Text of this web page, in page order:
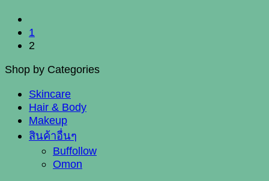
chosen
product
1
2
Shop by Categories
Skincare
Hair & Body
Makeup
สินค้าอื่นๆ
Buffollow
Omon